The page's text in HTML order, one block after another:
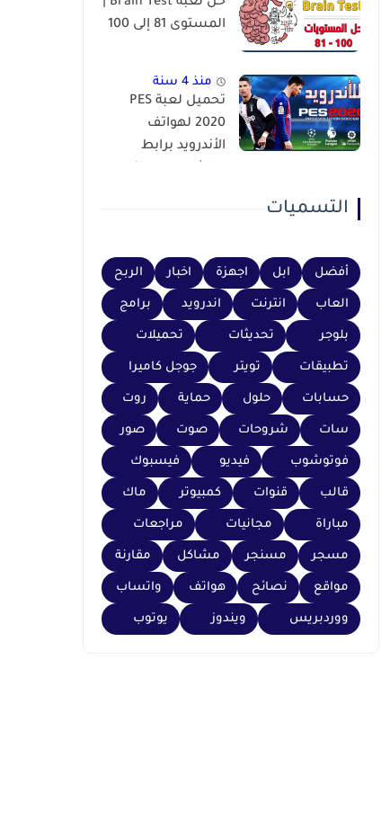
المستوى 81 إلى 100
منذ 4 سنة
تحميل لعبة PES
2020 لهواتف
الأندرويد برابط
التسميات
أفضل ابل اجهزة اخبار الربح
العاب انترنت اندرويد برامج
بلوجر تحديثات تحميلات
تطبيقات تويتر جوجل كاميرا
حسابات حلول حماية روت
سات شروحات صوت صور
فوتوشوب فيديو فيسبوك
قالب قنوات كمبيوتر ماك
مباراة مجانيات مراجعات
مسجر مسنجر مشاكل مقارنة
مواقع نصائح هواتف واتساب
ووردبريس ويندوز يوتوب